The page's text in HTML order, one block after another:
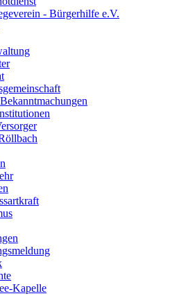
- Bürgerhilfe e.V.
Kapelle